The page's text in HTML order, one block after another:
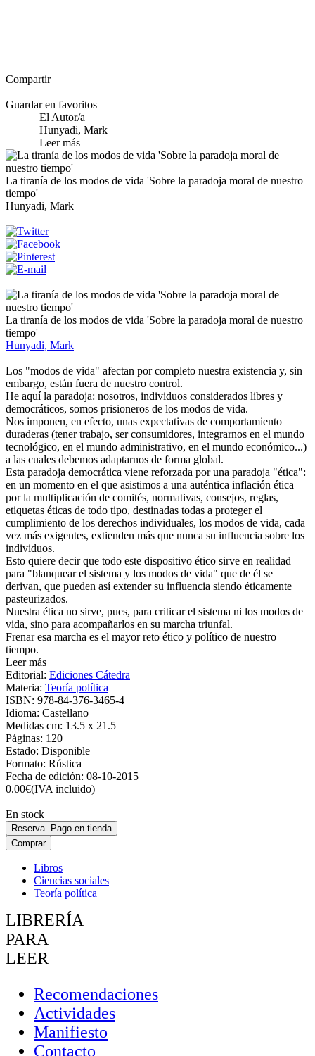
Compartir
Guardar en favoritos
El Autor/a
Hunyadi, Mark
Leer más
La tiranía de los modos de vida 'Sobre la paradoja moral de nuestro
tiempo'
Hunyadi, Mark
La tiranía de los modos de vida 'Sobre la paradoja moral de nuestro
tiempo'
Hunyadi, Mark
Los "modos de vida" afectan por completo nuestra existencia y, sin
embargo, están fuera de nuestro control.
He aquí la paradoja: nosotros, individuos considerados libres y
democráticos, somos prisioneros de los modos de vida.
Nos imponen, en efecto, unas expectativas de comportamiento
duraderas (tener trabajo, ser consumidores, integrarnos en el mundo
tecnológico, en el mundo administrativo, en el mundo económico...)
a las cuales debemos adaptarnos de forma global.
Esta paradoja democrática viene reforzada por una paradoja "ética":
en un momento en el que asistimos a una auténtica inflación ética
por la multiplicación de comités, normativas, consejos, reglas,
etiquetas éticas de todo tipo, destinadas todas a proteger el
cumplimiento de los derechos individuales, los modos de vida, cada
vez más exigentes, extienden más que nunca su influencia sobre los
individuos.
Esto quiere decir que todo este dispositivo ético sirve en realidad
para "blanquear el sistema y los modos de vida" que de él se
derivan, que pueden así extender su influencia siendo éticamente
pasteurizados.
Nuestra ética no sirve, pues, para criticar el sistema ni los modos de
vida, sino para acompañarlos en su marcha triunfal.
Frenar esa marcha es el mayor reto ético y político de nuestro
tiempo.
Leer más
Editorial: Ediciones Cátedra
Materia: Teoría política
ISBN: 978-84-376-3465-4
Idioma: Castellano
Medidas cm: 13.5 x 21.5
Páginas: 120
Estado: Disponible
Formato: Rústica
Fecha de edición: 08-10-2015
0.00€(IVA incluido)
En stock
Reserva. Pago en tienda
Comprar
Libros
Ciencias sociales
Teoría política
LIBRERÍA
PARA
LEER
Recomendaciones
Actividades
Manifiesto
Contacto